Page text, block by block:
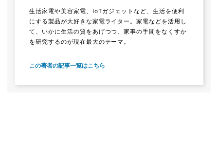
生活家電や美容家電、IoTガジェットなど、生活を便利
にする製品が大好きな家電ライター。家電などを活用し
て、いかに生活の質をあげつつ、家事の手間をなくすか
を研究するのが現在最大のテーマ。
この著者の記事一覧はこちら